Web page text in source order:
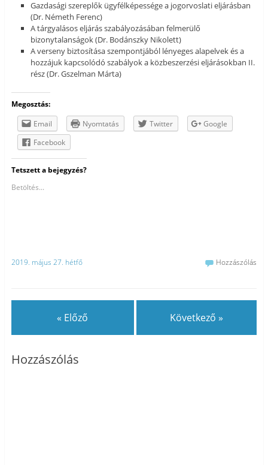
Gazdasági szereplők ügyfélképessége a jogorvoslati eljárásban
(Dr. Németh Ferenc)
A tárgyalásos eljárás szabályozásában felmerülő
bizonytalanságok (Dr. Bodánszky Nikolett)
A verseny biztosítása szempontjából lényeges alapelvek és a
hozzájuk kapcsolódó szabályok a közbeszerzési eljárásokban II.
rész (Dr. Gszelman Márta)
Megosztás:
Email
Nyomtatás Twitter
Google
Facebook
Tetszett a bejegyzés?
Betöltés...
2019. május 27. hétfő Hozzászólás
« Előző Következő »
Hozzászólás